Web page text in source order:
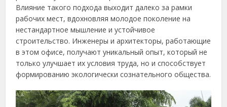
Влияние такого подхода выходит далеко за рамки
рабочих мест, вдохновляя молодое поколение на
нестандартное мышление и устойчивое
строительство. Инженеры и архитекторы, работающие
в этом офисе, получают уникальный опыт, который не
только улучшает их условия труда, но и способствует
формированию экологически сознательного общества.